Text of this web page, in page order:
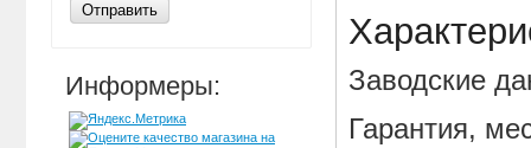
Отправить
Информеры:
Заводские
Гарантия,